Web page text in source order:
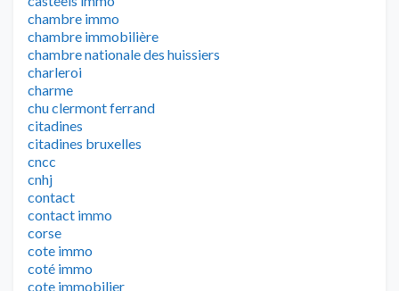
chambre immo
chambre immobilière
chambre nationale des huissiers
charleroi
charme
chu clermont ferrand
citadines
citadines bruxelles
cncc
cnhj
contact
contact immo
corse
cote immo
coté immo
cote immobilier